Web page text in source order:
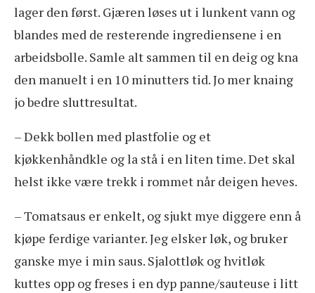
lager den først. Gjæren løses ut i lunkent vann og
blandes med de resterende ingrediensene i en
arbeidsbolle. Samle alt sammen til en deig og kna
den manuelt i en 10 minutters tid. Jo mer knaing
jo bedre sluttresultat.
– Dekk bollen med plastfolie og et
kjøkkenhåndkle og la stå i en liten time. Det skal
helst ikke være trekk i rommet når deigen heves.
– Tomatsaus er enkelt, og sjukt mye diggere enn å
kjøpe ferdige varianter. Jeg elsker løk, og bruker
ganske mye i min saus. Sjalottløk og hvitløk
kuttes opp og freses i en dyp panne/sauteuse i litt